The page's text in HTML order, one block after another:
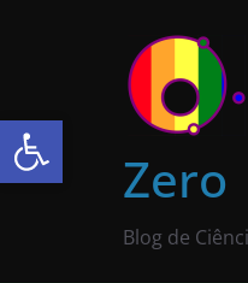
Abrir a barra
Zero
Blog de